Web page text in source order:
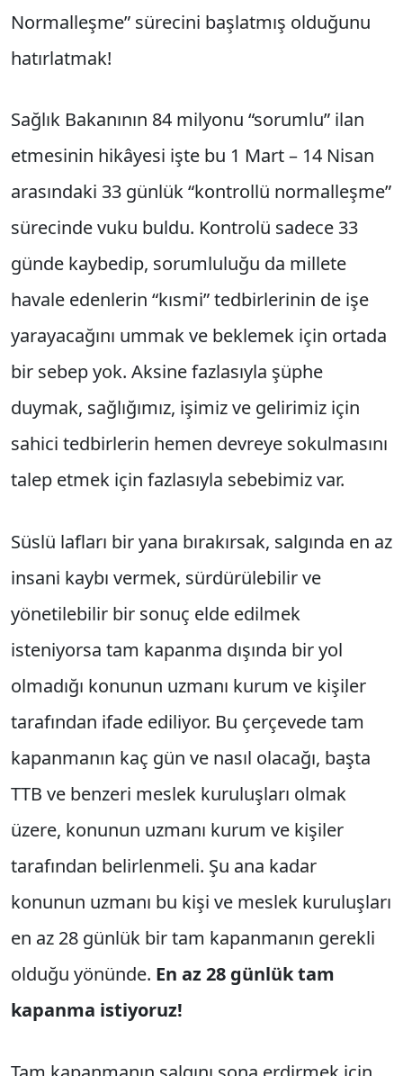
Normalleşme” sürecini başlatmış olduğunu
hatırlatmak!
Sağlık Bakanının 84 milyonu “sorumlu” ilan
etmesinin hikâyesi işte bu 1 Mart – 14 Nisan
arasındaki 33 günlük “kontrollü normalleşme”
sürecinde vuku buldu. Kontrolü sadece 33
günde kaybedip, sorumluluğu da millete
havale edenlerin “kısmi” tedbirlerinin de işe
yarayacağını ummak ve beklemek için ortada
bir sebep yok. Aksine fazlasıyla şüphe
duymak, sağlığımız, işimiz ve gelirimiz için
sahici tedbirlerin hemen devreye sokulmasını
talep etmek için fazlasıyla sebebimiz var.
Süslü lafları bir yana bırakırsak, salgında en az
insani kaybı vermek, sürdürülebilir ve
yönetilebilir bir sonuç elde edilmek
isteniyorsa tam kapanma dışında bir yol
olmadığı konunun uzmanı kurum ve kişiler
tarafından ifade ediliyor. Bu çerçevede tam
kapanmanın kaç gün ve nasıl olacağı, başta
TTB ve benzeri meslek kuruluşları olmak
üzere, konunun uzmanı kurum ve kişiler
tarafından belirlenmeli. Şu ana kadar
konunun uzmanı bu kişi ve meslek kuruluşları
en az 28 günlük bir tam kapanmanın gerekli
olduğu yönünde. En az 28 günlük tam
kapanma istiyoruz!